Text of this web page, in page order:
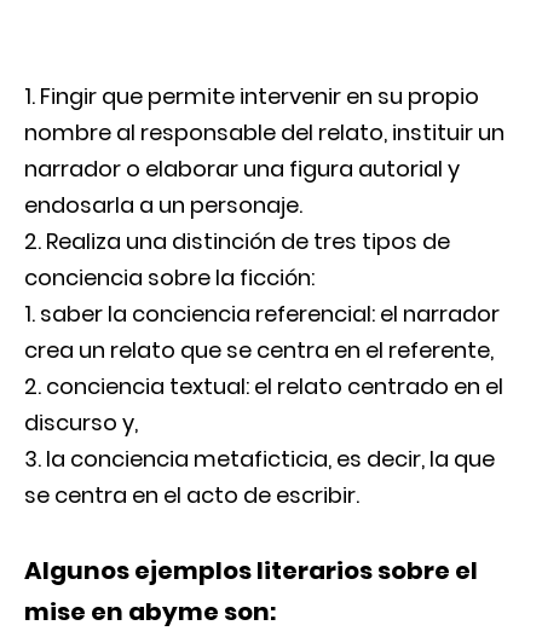
Fingir que permite intervenir en su propio
nombre al responsable del relato, instituir un
narrador o elaborar una figura autorial y
endosarla a un personaje.
Realiza una distinción de tres tipos de
conciencia sobre la ficción:
saber la conciencia referencial: el narrador
crea un relato que se centra en el referente,
conciencia textual: el relato centrado en el
discurso y,
la conciencia metaficticia, es decir, la que
se centra en el acto de escribir.
Algunos ejemplos literarios sobre el
mise en abyme son: